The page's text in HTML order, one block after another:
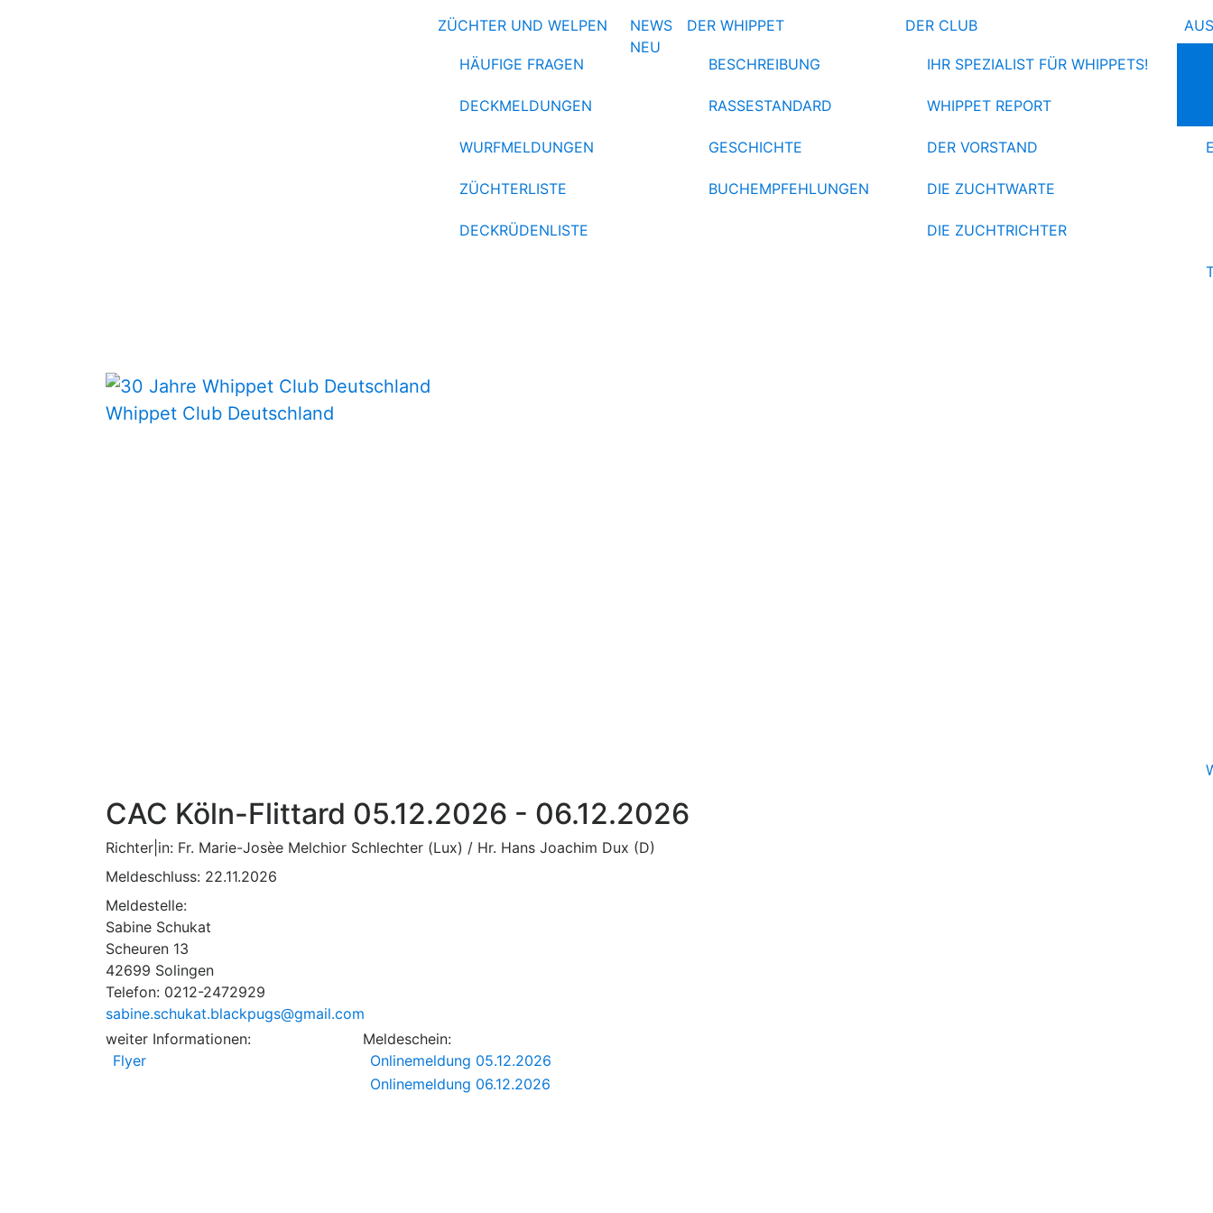
Whippet Club Deutschland
ZÜCHTER UND WELPEN
HÄUFIGE FRAGEN
DECKMELDUNGEN
WURFMELDUNGEN
ZÜCHTERLISTE
DECKRÜDENLISTE
NEWS
NEU
DER WHIPPET
BESCHREIBUNG
RASSESTANDARD
GESCHICHTE
BUCHEMPFEHLUNGEN
DER CLUB
IHR SPEZIALIST FÜR WHIPPETS!
WHIPPET REPORT
DER VORSTAND
DIE ZUCHTWARTE
DIE ZUCHTRICHTER
CAC Köln-Flittard 05.12.2026 - 06.12.2026
Richter|in: Fr. Marie-Josèe Melchior Schlechter (Lux) / Hr. Hans Joachim Dux (D)
Meldeschluss: 22.11.2026
Meldestelle:
Sabine Schukat
Scheuren 13
42699 Solingen
Telefon: 0212-2472929
sabine.schukat.blackpugs@gmail.com
weiter Informationen:
Flyer
Meldeschein:
Onlinemeldung 05.12.2026
Onlinemeldung 06.12.2026